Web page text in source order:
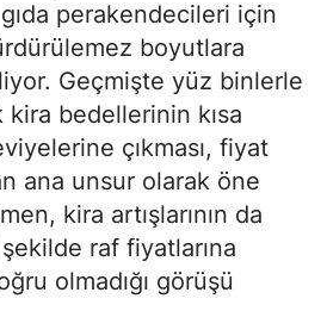
perakendecileri için
boyutlara
Geçmişte yüz binlerle
kira bedellerinin kısa
çıkması, fiyat
ana unsur olarak öne
kira artışlarının da
raf fiyatlarına
olmadığı görüşü